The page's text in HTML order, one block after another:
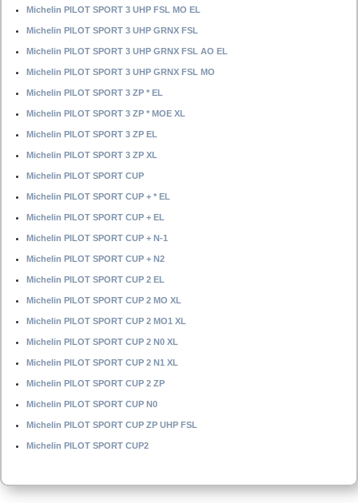
Michelin PILOT SPORT 3 UHP FSL MO EL
Michelin PILOT SPORT 3 UHP GRNX FSL
Michelin PILOT SPORT 3 UHP GRNX FSL AO EL
Michelin PILOT SPORT 3 UHP GRNX FSL MO
Michelin PILOT SPORT 3 ZP * EL
Michelin PILOT SPORT 3 ZP * MOE XL
Michelin PILOT SPORT 3 ZP EL
Michelin PILOT SPORT 3 ZP XL
Michelin PILOT SPORT CUP
Michelin PILOT SPORT CUP + * EL
Michelin PILOT SPORT CUP + EL
Michelin PILOT SPORT CUP + N-1
Michelin PILOT SPORT CUP + N2
Michelin PILOT SPORT CUP 2 EL
Michelin PILOT SPORT CUP 2 MO XL
Michelin PILOT SPORT CUP 2 MO1 XL
Michelin PILOT SPORT CUP 2 N0 XL
Michelin PILOT SPORT CUP 2 N1 XL
Michelin PILOT SPORT CUP 2 ZP
Michelin PILOT SPORT CUP N0
Michelin PILOT SPORT CUP ZP UHP FSL
Michelin PILOT SPORT CUP2